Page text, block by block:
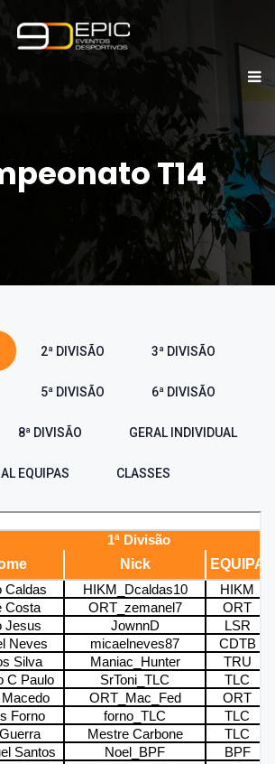
T14
2ª DIVISÃO 3ª DIVISÃO
5ª DIVISÃO 6ª DIVISÃO
8ª DIVISÃO GERAL INDIVIDUAL
EQUIPAS CLASSES